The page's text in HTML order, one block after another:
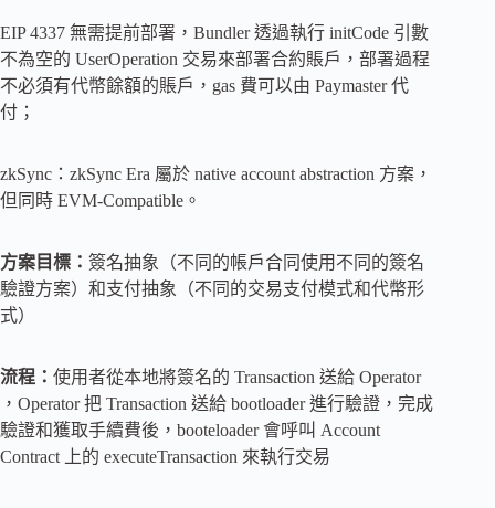
EIP 4337 無需提前部署，Bundler 透過執行 initCode 引數
不為空的 UserOperation 交易來部署合約賬戶，部署過程
不必須有代幣餘額的賬戶，gas 費可以由 Paymaster 代
付；
zkSync：zkSync Era 屬於 native account abstraction 方案，
但同時 EVM-Compatible。
方案目標： 簽名抽象（不同的帳戶合同使用不同的簽名
驗證方案）和支付抽象（不同的交易支付模式和代幣形
式）
流程： 使用者從本地將簽名的 Transaction 送給 Operator
，Operator 把 Transaction 送給 bootloader 進行驗證，完成
驗證和獲取手續費後，booteloader 會呼叫 Account
Contract 上的 executeTransaction 來執行交易